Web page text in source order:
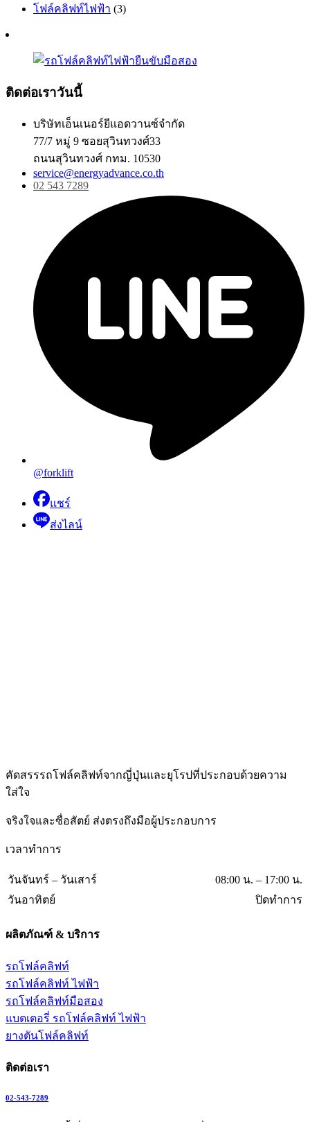
โฟล์คลิฟท์ไฟฟ้า (3)
ติดต่อเราวันนี้
บริษัทเอ็นเนอร์ยีแอดวานซ์จำกัด
77/7 หมู่ 9 ซอยสุวินทวงศ์33
ถนนสุวินทวงศ์ กทม. 10530
service@energyadvance.co.th
02 543 7289
@forklift
แชร์
ส่งไลน์
คัดสรรรถโฟล์คลิฟท์จากญี่ปุ่นและยุโรปที่ประกอบด้วยความ
ใส่ใจ
จริงใจและซื่อสัตย์ ส่งตรงถึงมือผู้ประกอบการ
เวลาทำการ
วันจันทร์ – วันเสาร์
08:00 น. – 17:00 น.
วันอาทิตย์
ปิดทำการ
ผลิตภัณฑ์ & บริการ
รถโฟล์คลิฟท์
รถโฟล์คลิฟท์ ไฟฟ้า
รถโฟล์คลิฟท์มือสอง
แบตเตอรี่ รถโฟล์คลิฟท์ ไฟฟ้า
ยางตันโฟล์คลิฟท์
ติดต่อเรา
02-543-7289